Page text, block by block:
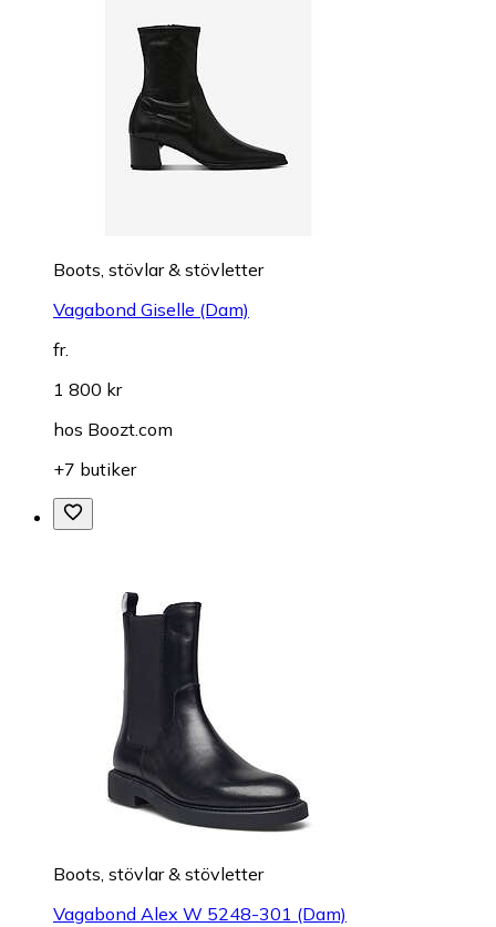
Boots, stövlar & stövletter
Vagabond Giselle (Dam)
fr.
1 800 kr
hos Boozt.com
+7 butiker
Boots, stövlar & stövletter
Vagabond Alex W 5248-301 (Dam)